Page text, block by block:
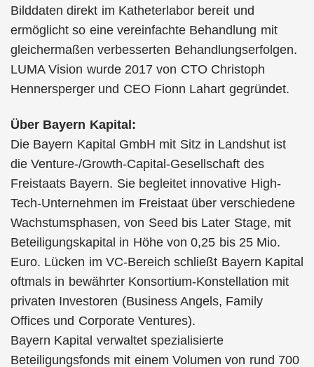
Bilddaten direkt im Katheterlabor bereit und
ermöglicht so eine vereinfachte Behandlung mit
gleichermaßen verbesserten Behandlungserfolgen.
LUMA Vision wurde 2017 von CTO Christoph
Hennersperger und CEO Fionn Lahart gegründet.
Über Bayern Kapital:
Die Bayern Kapital GmbH mit Sitz in Landshut ist
die Venture-/Growth-Capital-Gesellschaft des
Freistaats Bayern. Sie begleitet innovative High-
Tech-Unternehmen im Freistaat über verschiedene
Wachstumsphasen, von Seed bis Later Stage, mit
Beteiligungskapital in Höhe von 0,25 bis 25 Mio.
Euro. Lücken im VC-Bereich schließt Bayern Kapital
oftmals in bewährter Konsortium-Konstellation mit
privaten Investoren (Business Angels, Family
Offices und Corporate Ventures).
Bayern Kapital verwaltet spezialisierte
Beteiligungsfonds mit einem Volumen von rund 700